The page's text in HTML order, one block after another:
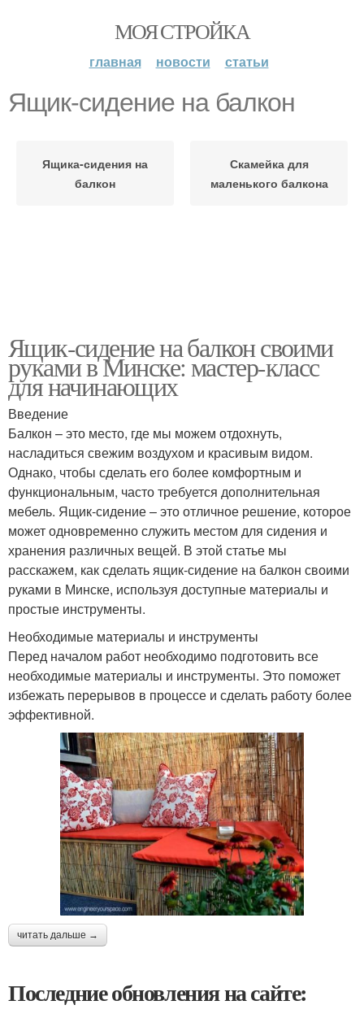
МОЯ СТРОЙКА
главная новости статьи
Ящик-сидение на балкон
Ящика-сидения на
балкон
Скамейка для
маленького балкона
Ящик-сидение на балкон своими
руками в Минске: мастер-класс
для начинающих
Введение
Балкон – это место, где мы можем отдохнуть,
насладиться свежим воздухом и красивым видом.
Однако, чтобы сделать его более комфортным и
функциональным, часто требуется дополнительная
мебель. Ящик-сидение – это отличное решение, которое
может одновременно служить местом для сидения и
хранения различных вещей. В этой статье мы
расскажем, как сделать ящик-сидение на балкон своими
руками в Минске, используя доступные материалы и
простые инструменты.
Необходимые материалы и инструменты
Перед началом работ необходимо подготовить все
необходимые материалы и инструменты. Это поможет
избежать перерывов в процессе и сделать работу более
эффективной.
читать дальше →
Последние обновления на сайте: